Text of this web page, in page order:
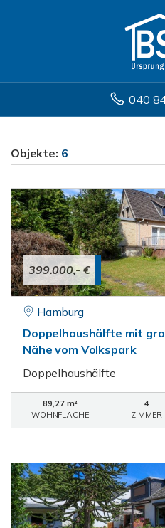
040
Objekte: 6
399.000,- €
Hamburg
Doppelhaushälfte mit
Nähe vom Volkspark
Doppelhaushälfte
89,27 m²
WOHNFLÄCHE
4
ZIMMER